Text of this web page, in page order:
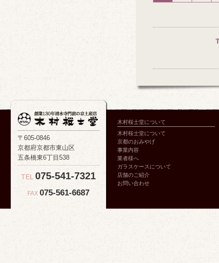
〒605-0846
京都府京都市東山区
五条橋東6丁目538
TEL075-541-7321
FAX075-561-6687
木村桜士堂について
木村桜士堂について
京都のおみやげ
事業内容
業者様へ
ガラスケースについて
店舗のご紹介
お問い合わせ